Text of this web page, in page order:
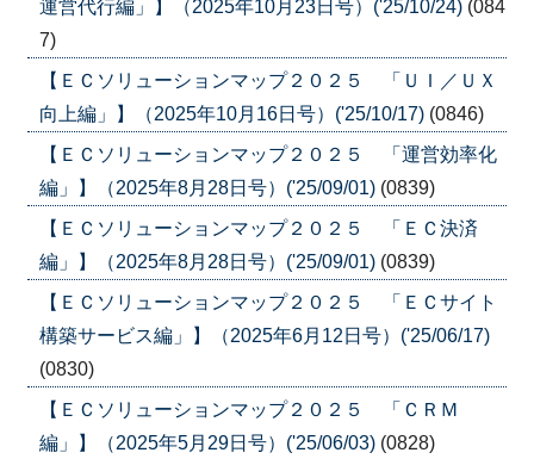
運営代行編」】（2025年10月23日号）('25/10/24) (084
7)
【ＥＣソリューションマップ２０２５ 「ＵＩ／ＵＸ
向上編」】（2025年10月16日号）('25/10/17) (0846)
【ＥＣソリューションマップ２０２５ 「運営効率化
編」】（2025年8月28日号）('25/09/01) (0839)
【ＥＣソリューションマップ２０２５ 「ＥＣ決済
編」】（2025年8月28日号）('25/09/01) (0839)
【ＥＣソリューションマップ２０２５ 「ＥＣサイト
構築サービス編」】（2025年6月12日号）('25/06/17)
(0830)
【ＥＣソリューションマップ２０２５ 「ＣＲＭ
編」】（2025年5月29日号）('25/06/03) (0828)